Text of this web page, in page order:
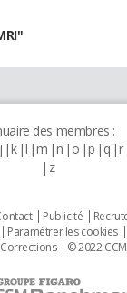
des membres :
j k l m n o p q r
z
Publicité
Paramétrer les cookies
Corrections © 2022